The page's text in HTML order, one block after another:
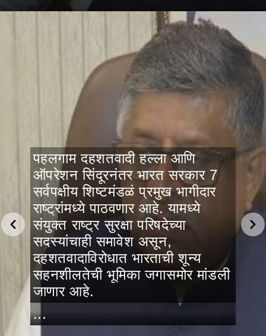
पहलगाम दहशतवादी हल्ला आणि
ऑपरेशन सिंदूरनंतर भारत सरकार 7
सर्वपक्षीय शिष्टमंडळं प्रमुख भागीदार
राष्ट्रांमध्ये पाठवणार आहे. यामध्ये
संयुक्त राष्ट्र सुरक्षा परिषदेच्या
सदस्यांचाही समावेश असून,
दहशतवादाविरोधात भारताची शून्य
सहनशीलतेची भूमिका जगासमोर मांडली
जाणार आहे.
...